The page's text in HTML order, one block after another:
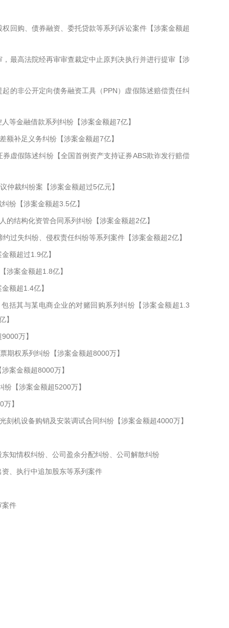
回购、债券融资、委托贷款等系列诉讼案件【涉案金额超
最高法院经再审审查裁定中止原判决执行并进行提审【涉
的非公开定向债务融资工具（PPN）虚假陈述赔偿责任纠
等金融借款系列纠纷【涉案金额超7亿】
额补足义务纠纷【涉案金额超7亿】
虚假陈述纠纷【全国首例资产支持证券ABS欺诈发行赔偿
仲裁纠纷案【涉案金额超过5亿元】
纷【涉案金额超3.5亿】
结构化资管合同系列纠纷【涉案金额超2亿】
过失纠纷、侵权责任纠纷等系列案件【涉案金额超2亿】
额超过1.9亿】
涉案金额超1.8亿】
额超1.4亿】
括其与某电商企业的对赌回购系列纠纷【涉案金额超1.3
】
万】
期权系列纠纷【涉案金额超8000万】
案金额超8000万】
【涉案金额超5200万】
】
机设备购销及安装调试合同纠纷【涉案金额超4000万】
知情权纠纷、公司盈余分配纠纷、公司解散纠纷
、执行中追加股东等系列案件
案件